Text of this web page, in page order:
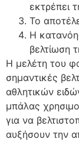
εκτρέπει
Το
Η
βελτίωση
Η μελέτη του
σημαντικές
αθλητικών
μπάλας
για να
αυξήσουν την